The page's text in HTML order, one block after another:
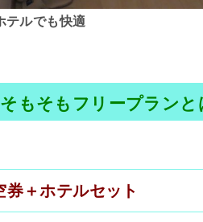
テルでも快適
そもそもフリープランと
券＋ホテルセット